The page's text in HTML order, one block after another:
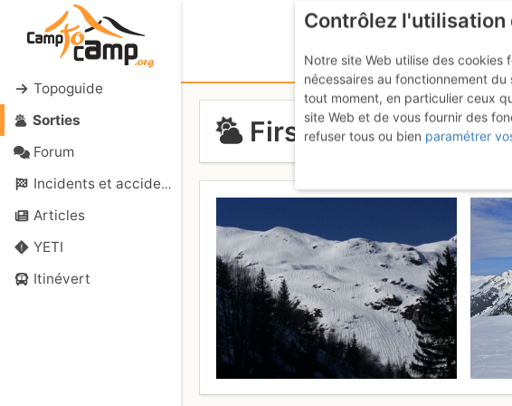
Topoguide
Sorties
Forum
Incidents et accidents
Articles
YETI
Itinévert
Firsthöreli : Dalla
Contrôlez l'utilisation
Notre site Web utilise des cookies
nécessaires au fonctionnement
tout moment, en particulier ceux
site Web et de vous fournir des
refuser tous ou bien paramétrer